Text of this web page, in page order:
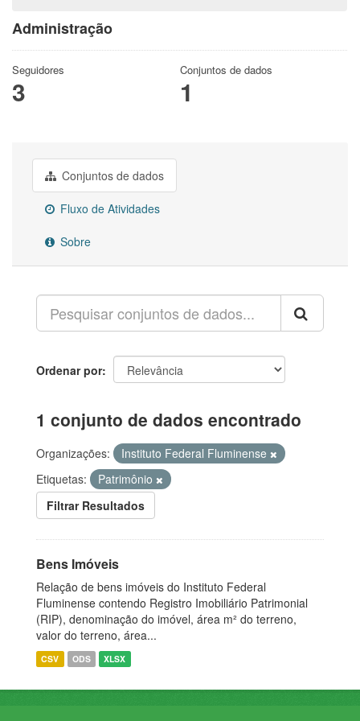
Administração
Seguidores
3
Conjuntos de dados
1
Conjuntos de dados
Fluxo de Atividades
Sobre
Ordenar por
1 conjunto de dados encontrado
Organizações:
Instituto Federal Fluminense
Etiquetas:
Patrimônio
Filtrar Resultados
Bens Imóveis
Relação de bens imóveis do Instituto Federal
Fluminense contendo Registro Imobiliário Patrimonial
(RIP), denominação do imóvel, área m² do terreno,
valor do terreno, área...
CSV ODS XLSX